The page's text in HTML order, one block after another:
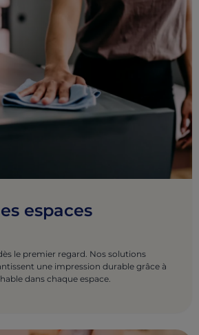
espaces
le premier regard. Nos solutions
une impression durable grâce à
dans chaque espace.